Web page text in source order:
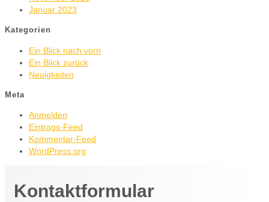
Januar 2023
Kategorien
Ein Blick nach vorn
Ein Blick zurück
Neuigkeiten
Meta
Anmelden
Eintrags-Feed
Kommentar-Feed
WordPress.org
Kontaktformular